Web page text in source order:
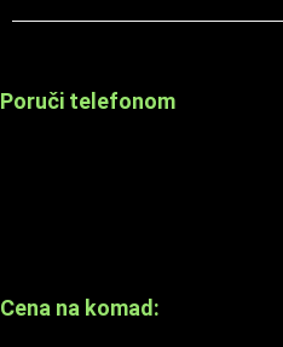
Poruči telefonom
Cena na komad: